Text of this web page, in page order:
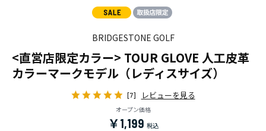
BRIDGESTONE GOLF
<直営店限定カラー> TOUR GLOVE 人工皮革
カラーマークモデル（レディスサイズ）
[7] レビューを見る
オープン価格
￥1,199